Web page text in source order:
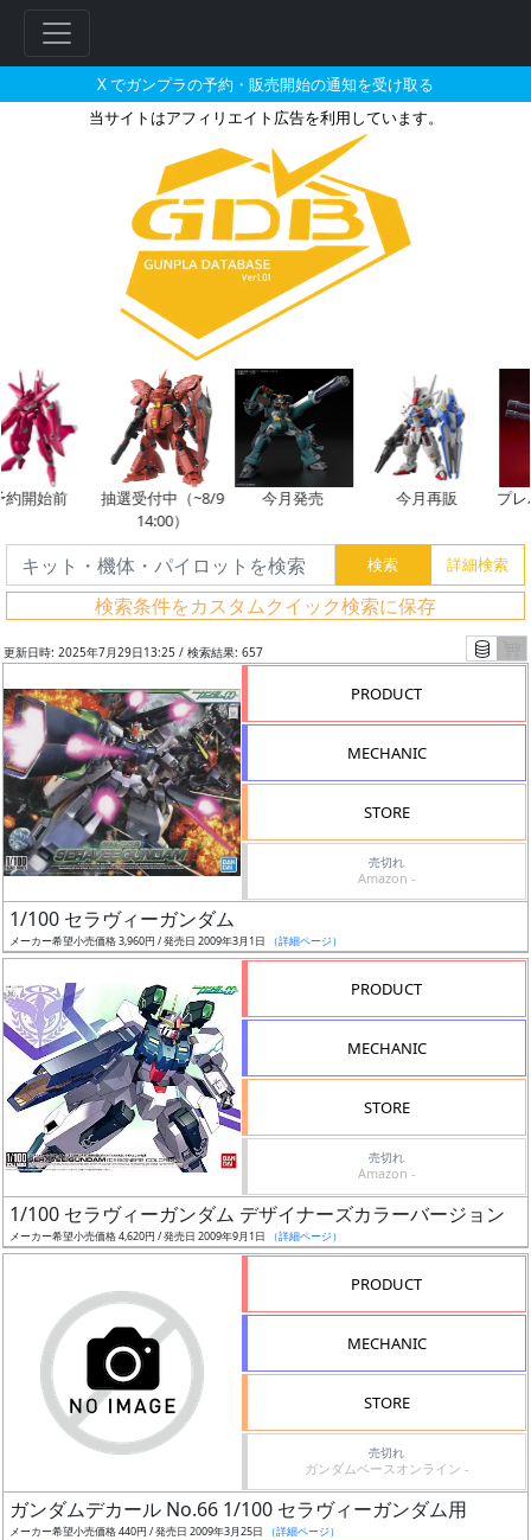
X でガンプラの予約・販売開始の通知を受け取る
当サイトはアフィリエイト広告を利用しています。
1/100 セラヴィーガンダムとそ
始前
抽選受付中（~8/9
14:00）
今月発売 今月再販 プレバ
検索条件をカスタムクイック検索に保存
フ
リ
ワ
ー
ド
検
索
グ
レ
ル
更新日時: 2025年7月29日13:25 / 検索結果: 657
PRODUCT
MECHANIC
STORE
売切れ
Amazon -
1/100 セラヴィーガンダム
メーカー希望小売価格 3,960円 / 発売日 2009年3月1日 （詳細ページ）
PRODUCT
MECHANIC
STORE
売切れ
Amazon -
1/100 セラヴィーガンダム デザイナーズカラーバージョン
メーカー希望小売価格 4,620円 / 発売日 2009年9月1日 （詳細ページ）
PRODUCT
MECHANIC
STORE
売切れ
ガンダムベースオンライン -
ガンダムデカール No.66 1/100 セラヴィーガンダム用
メーカー希望小売価格 440円 / 発売日 2009年3月25日 （詳細ページ）